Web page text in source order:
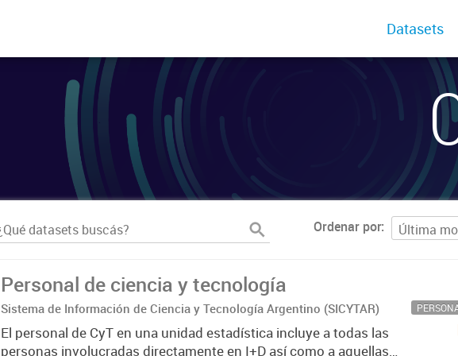
Datasets
Ordenar por
Personal de ciencia y tecnología
Sistema de Información de Ciencia y Tecnología Argentino (SICYTAR)
El personal de CyT en una unidad estadística incluye a todas las
personas involucradas directamente en I+D así como a aquellas